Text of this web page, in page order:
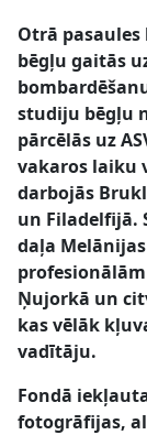
Otrā
bēgļu gaitās
studiju bēgļu
pārcēlās uz
vakaros laiku
darbojās
un Filadelfijā.
daļa
Ņujorkā un
kas vēlāk
vadītāju.
Fondā
fotogrāfijas,